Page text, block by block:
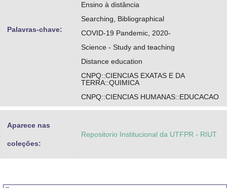
Palavras-chave:
Ensino à distância
Searching, Bibliographical
COVID-19 Pandemic, 2020-
Science - Study and teaching
Distance education
CNPQ::CIENCIAS EXATAS E DA
TERRA::QUIMICA
CNPQ::CIENCIAS HUMANAS::EDUCACAO
Aparece nas
coleções:
Repositorio Institucional da UTFPR - RIUT